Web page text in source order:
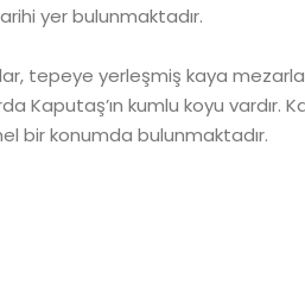
yer bulunmaktadır.
tepeye yerleşmiş kaya
Kaputaş’ın kumlu koyu vardır.
bir konumda bulunmaktadır.